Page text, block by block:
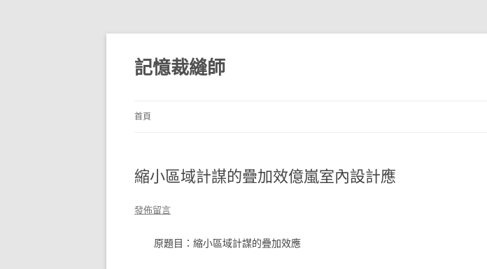
跳
主
要
內
記憶裁縫師
首頁
縮小區域計謀的疊加效億嵐室內設計應
發佈留言
原題目：縮小區域計謀的疊加效應